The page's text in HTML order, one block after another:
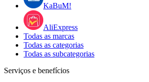
KaBuM!
AliExpress
Todas as marcas
Todas as categorias
Todas as subcategorias
Serviços e benefícios